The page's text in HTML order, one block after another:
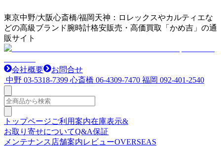
東京中野/大阪心斎橋/福岡天神：ロレックスやカルティエな
どの高級ブランド腕時計格安販売・高価買取「かめ吉」の通
販サイト
会社概要
お問合せ
中野 03-5318-7399 心斎橋 06-4309-7470 福岡 092-401-2540
トップページご利用案内在庫表示&
お取り寄せについてQ&A保証
メンテナンス 店舗案内レビューOVERSEAS